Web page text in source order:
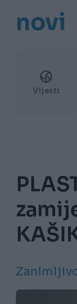
novi
Vijesti